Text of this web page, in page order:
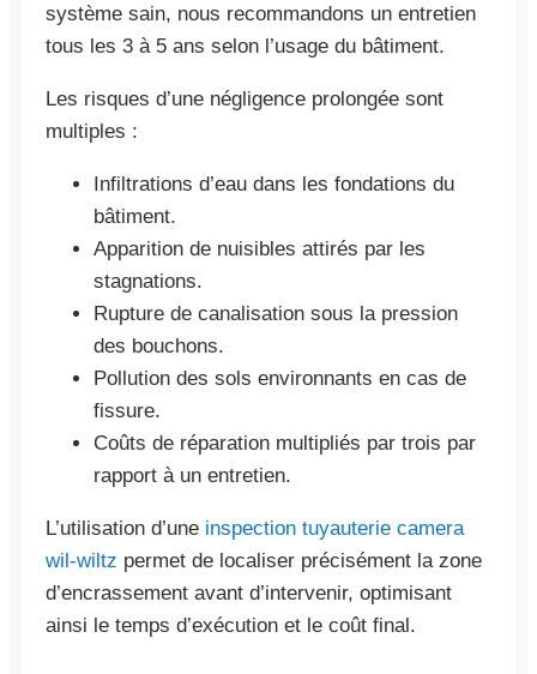
système sain, nous recommandons un entretien
tous les 3 à 5 ans selon l’usage du bâtiment.
Les risques d’une négligence prolongée sont
multiples :
Infiltrations d’eau dans les fondations du
bâtiment.
Apparition de nuisibles attirés par les
stagnations.
Rupture de canalisation sous la pression
des bouchons.
Pollution des sols environnants en cas de
fissure.
Coûts de réparation multipliés par trois par
rapport à un entretien.
L’utilisation d’une inspection tuyauterie camera
wil-wiltz permet de localiser précisément la zone
d’encrassement avant d’intervenir, optimisant
ainsi le temps d’exécution et le coût final.